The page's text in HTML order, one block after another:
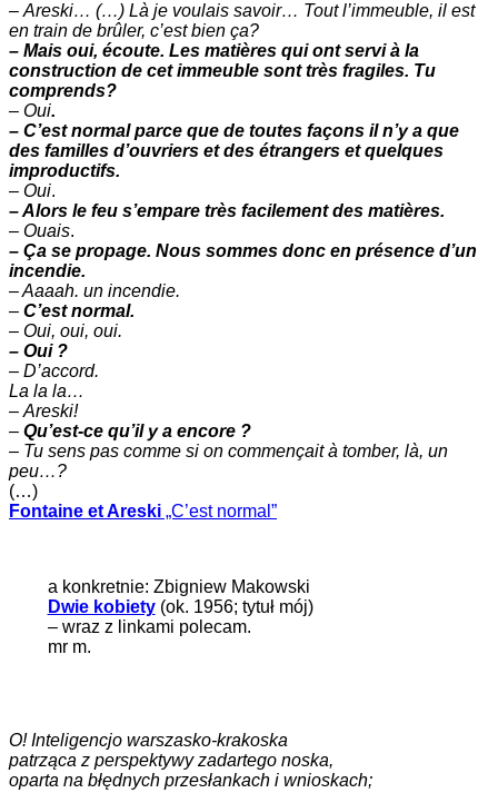
– Areski… (…) Là je voulais savoir… Tout l’immeuble, il est
en train de brûler, c’est bien ça?
– Mais oui, écoute. Les matières qui ont servi à la
construction de cet immeuble sont très fragiles. Tu
comprends?
– Oui.
– C’est normal parce que de toutes façons il n’y a que
des familles d’ouvriers et des étrangers et quelques
improductifs.
– Oui.
– Alors le feu s’empare très facilement des matières.
– Ouais.
– Ça se propage. Nous sommes donc en présence d’un
incendie.
– Aaaah. un incendie.
– C’est normal.
– Oui, oui, oui.
– Oui ?
– D’accord.
La la la…
– Areski!
– Qu’est-ce qu’il y a encore ?
– Tu sens pas comme si on commençait à tomber, là, un
peu…?
(…)
Fontaine et Areski „C’est normal”
a konkretnie: Zbigniew Makowski
Dwie kobiety(ok. 1956; tytuł mój)
– wraz z linkami polecam.
mr m.
O! Inteligencjo warszasko-krakoska
patrząca z perspektywy zadartego noska,
oparta na błędnych przesłankach i wnioskach;